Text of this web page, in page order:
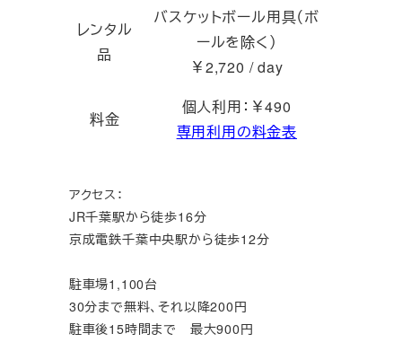
レンタル
品
バスケットボール用具（ボ
ールを除く）
￥2,720 / day
料金
個人利用：￥490
専用利用の料金表
アクセス：
JR千葉駅から徒歩16分
京成電鉄千葉中央駅から徒歩12分
駐車場1,100台
30分まで無料、それ以降200円
駐車後15時間まで 最大900円